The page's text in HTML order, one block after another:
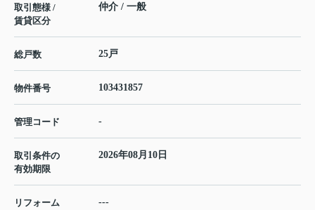
取引態様 /
賃貸区分
仲介 / 一般
総戸数 25戸
物件番号 103431857
管理コード -
取引条件の
有効期限
2026年08月10日
リフォーム ---